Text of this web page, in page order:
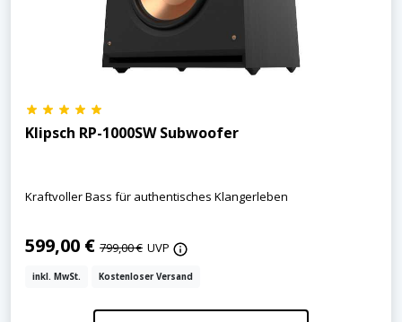
Klipsch RP-1000SW Subwoofer
Kraftvoller Bass für authentisches Klangerleben
599,00 € 799,00 € UVP
inkl. MwSt. Kostenloser Versand